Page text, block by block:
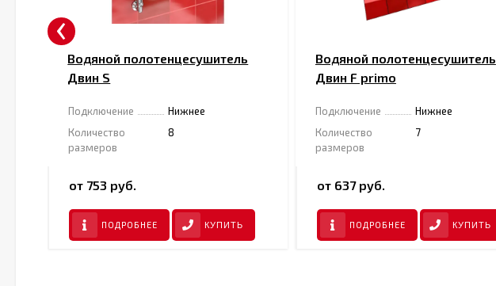
Водяной полотенцесушитель
Двин S
Подключение
Нижнее
Количество
размеров
8
от 753 руб.
ПОДРОБНЕЕ КУПИТЬ
Водяной полотенцесушитель
Двин F primo
Подключение
Нижнее
Количество
размеров
7
от 637 руб.
ПОДРОБНЕЕ КУПИТЬ
‹